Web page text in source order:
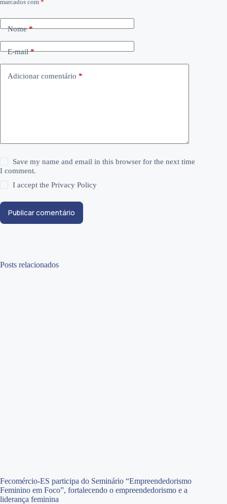
marcados com *
Nome*
E-mail*
Adicionar comentário *
Save my name and email in this browser for the next time
I comment.
I accept thePrivacy Policy
Publicar comentário
Posts relacionados
Fecomércio-ES participa do Seminário “Empreendedorismo
Feminino em Foco”, fortalecendo o empreendedorismo e a
liderança feminina